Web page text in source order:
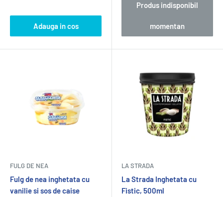
Adauga in cos
Produs indisponibil
momentan
FULG DE NEA
Fulg de nea inghetata cu
vanilie si sos de caise
LA STRADA
La Strada Inghetata cu
Fistic, 500ml